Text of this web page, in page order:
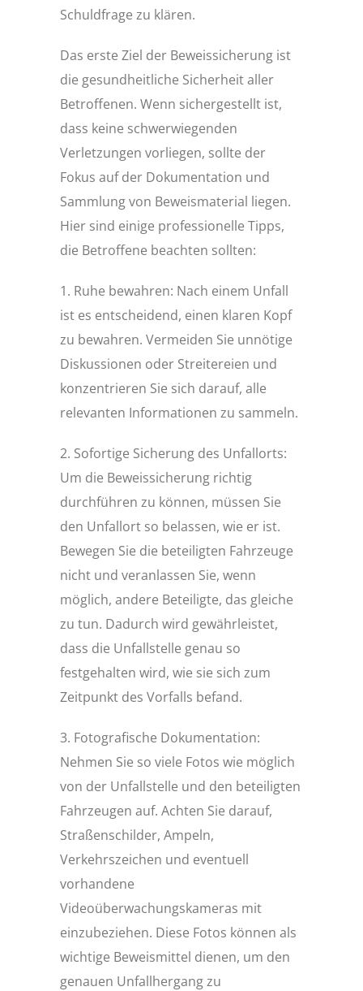
Schuldfrage zu klären.
Das erste Ziel der Beweissicherung ist
die gesundheitliche Sicherheit aller
Betroffenen. Wenn sichergestellt ist,
dass keine schwerwiegenden
Verletzungen vorliegen, sollte der
Fokus auf der Dokumentation und
Sammlung von Beweismaterial liegen.
Hier sind einige professionelle Tipps,
die Betroffene beachten sollten:
1. Ruhe bewahren: Nach einem Unfall
ist es entscheidend, einen klaren Kopf
zu bewahren. Vermeiden Sie unnötige
Diskussionen oder Streitereien und
konzentrieren Sie sich darauf, alle
relevanten Informationen zu sammeln.
2. Sofortige Sicherung des Unfallorts:
Um die Beweissicherung richtig
durchführen zu können, müssen Sie
den Unfallort so belassen, wie er ist.
Bewegen Sie die beteiligten Fahrzeuge
nicht und veranlassen Sie, wenn
möglich, andere Beteiligte, das gleiche
zu tun. Dadurch wird gewährleistet,
dass die Unfallstelle genau so
festgehalten wird, wie sie sich zum
Zeitpunkt des Vorfalls befand.
3. Fotografische Dokumentation:
Nehmen Sie so viele Fotos wie möglich
von der Unfallstelle und den beteiligten
Fahrzeugen auf. Achten Sie darauf,
Straßenschilder, Ampeln,
Verkehrszeichen und eventuell
vorhandene
Videoüberwachungskameras mit
einzubeziehen. Diese Fotos können als
wichtige Beweismittel dienen, um den
genauen Unfallhergang zu